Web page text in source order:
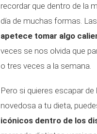
recordar que dentro de la
día de muchas formas.
apetece tomar algo
veces se nos olvida que
o tres veces a la semana.
Pero si quieres escapar
novedosa a tu dieta,
icónicos dentro de los